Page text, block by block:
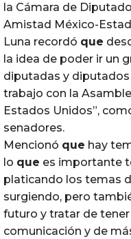
la Cámara de
Amistad México-
Luna recordó que
la idea de poder ir un
diputadas y diputados
trabajo con la
Estados Unidos”,
senadores.
Mencionó que hay
lo que es importante
platicando los temas
surgiendo, pero
futuro y tratar de
comunicación y de